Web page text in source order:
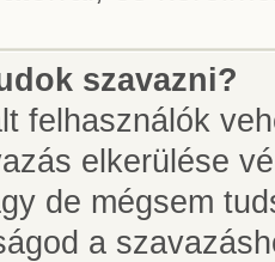
szavazni?
felhasználók
elkerülése
de mégsem
a